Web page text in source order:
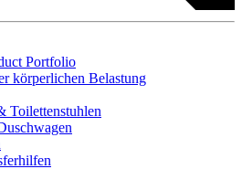
Portfolio
körperlichen Belastung
Toilettenstuhlen